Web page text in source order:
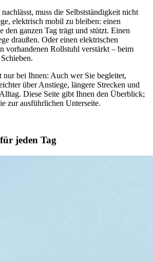
muss die Selbstständigkeit nicht
elektrisch mobil zu bleiben: einen
den ganzen Tag trägt und stützt. Einen
draußen. Oder einen elektrischen
vorhandenen Rollstuhl verstärkt – beim
bei Ihnen: Auch wer Sie begleitet,
über Anstiege, längere Strecken und
Diese Seite gibt Ihnen den Überblick;
zur ausführlichen Unterseite.
jeden Tag